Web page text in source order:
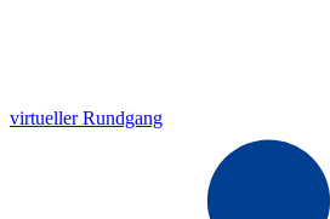
virtueller Rundgang